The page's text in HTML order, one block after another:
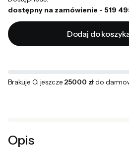
dostępny na zamówienie - 519
Dodaj do
Brakuje Ci jeszcze 25000 złdo
Opis